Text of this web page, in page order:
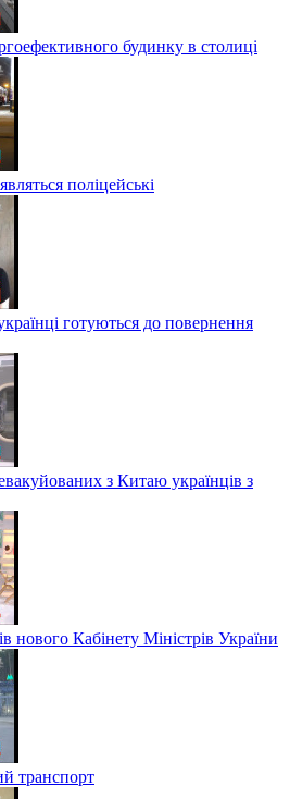
будинку в столиці
поліцейські
готуються до повернення
з Китаю українців з
нового Кабінету Міністрів України
транспорт